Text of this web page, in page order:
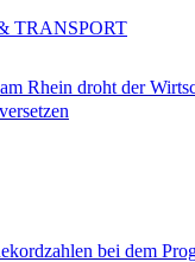
Rhein droht der
TRANSPORT
bei dem